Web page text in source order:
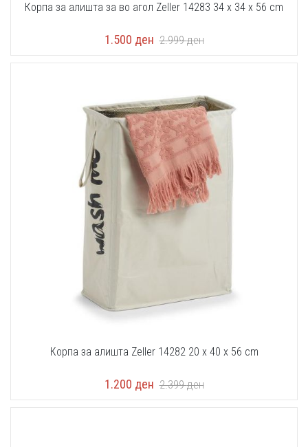
Корпа за алишта за во агол Zeller 14283 34 x 34 x 56 cm
1.500 ден 2.999ден
Корпа за алишта Zeller 14282 20 x 40 x 56 cm
1.200 ден 2.399ден